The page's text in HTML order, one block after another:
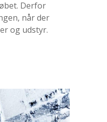
Derfor
når der
og udstyr.